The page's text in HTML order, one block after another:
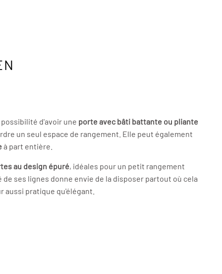
d'avoir une porte avec bâti battante ou pliante
un seul espace de rangement. Elle peut également
à part entière.
au design épuré, idéales pour un petit rangement
de ses lignes donne envie de la disposer partout où cela
aussi pratique qu'élégant.